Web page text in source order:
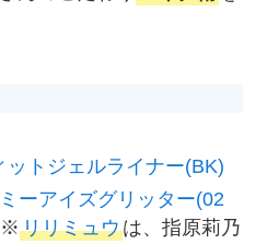
ットジェルライナー(BK)
ーアイズグリッター(02
リリミュウは、指原莉乃